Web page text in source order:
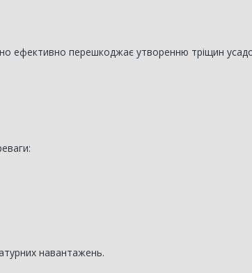
ефективно перешкоджає утворенню тріщин
навантажень.